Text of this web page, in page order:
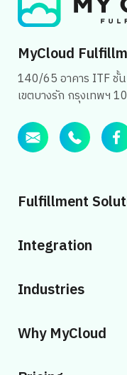
MyCloud
140/65 อาคาร ITF ชั้
เขตบางรัก กรุงเทพฯ
Fulfillment
Integration
Industries
Why MyCloud